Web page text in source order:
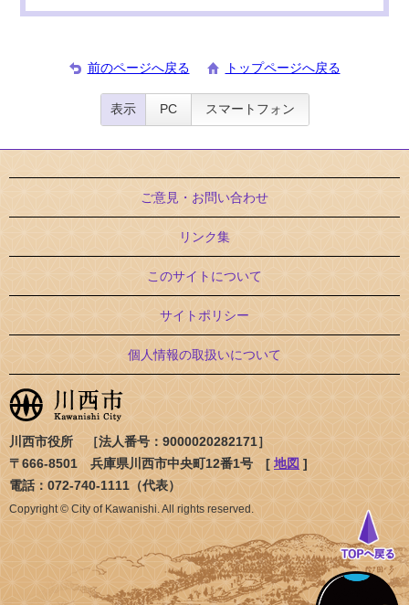
前のページへ戻る トップページへ戻る
表示 PC スマートフォン
ご意見・お問い合わせ
リンク集
このサイトについて
サイトポリシー
個人情報の取扱いについて
川西市役所 ［法人番号：9000020282171］
〒666-8501 兵庫県川西市中央町12番1号 [ 地図 ]
電話：072-740-1111（代表）
Copyright © City of Kawanishi. All rights reserved.